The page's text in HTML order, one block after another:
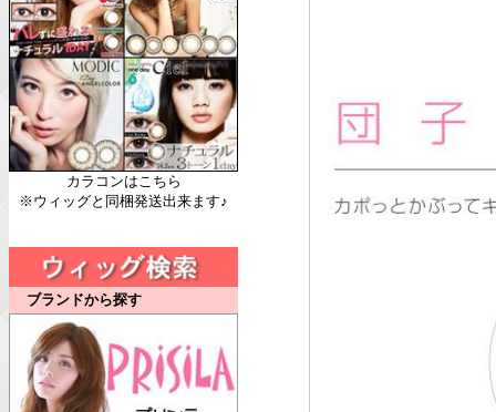
カラコンはこちら
※ウィッグと同梱発送出来ます♪
ブランドから探す